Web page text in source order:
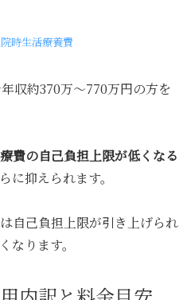
時生活療養費
収約370万〜770万円の方を
費の自己負担上限が低くなる
に抑えられます。
自己負担上限が引き上げられ
なります。